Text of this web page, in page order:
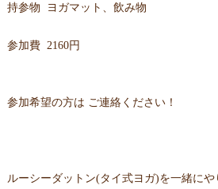
持参物 ヨガマット、飲み物
参加費 2160円
参加希望の方は ご連絡ください！
ルーシーダットン(タイ式ヨガ)を一緒にや